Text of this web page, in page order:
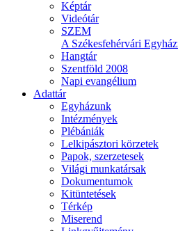
Képtár
Videótár
SZEM
A Székesfehérvári
Hangtár
Szentföld 2008
Napi evangélium
Adattár
Egyházunk
Intézmények
Plébániák
Lelkipásztori körzetek
Papok, szerzetesek
Világi munkatársak
Dokumentumok
Kitüntetések
Térkép
Miserend